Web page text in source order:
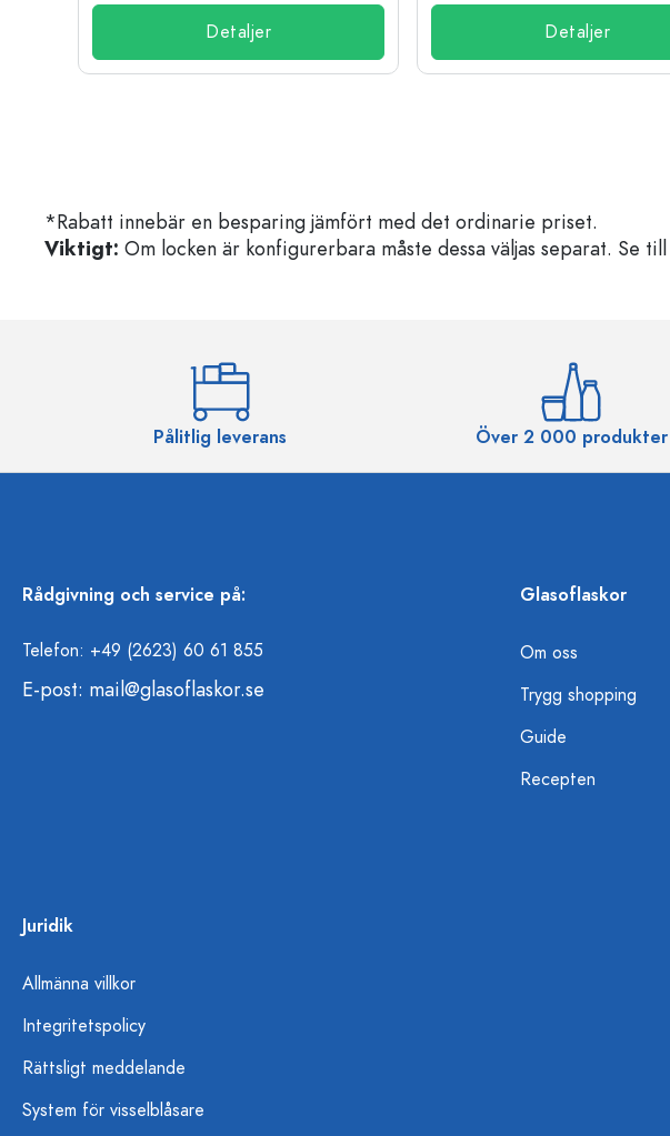
Detaljer Detaljer
*Rabatt innebär en besparing jämfört med det ordinarie priset.
Viktigt: Om locken är konfigurerbara måste dessa väljas separat. Se
Pålitlig leverans Över 2 000 produkter
Rådgivning och service på:
Telefon: +49 (2623) 60 61 855
E-post: mail@glasoflaskor.se
Glasoflaskor
Om oss
Trygg shopping
Guide
Recepten
Juridik
Allmänna villkor
Integritetspolicy
Rättsligt meddelande
System för visselblåsare